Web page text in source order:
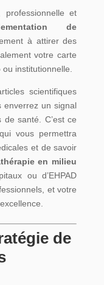
professionnelle et
de
à attirer des
votre carte
institutionnelle.
scientifiques
enverrez un signal
santé. C’est ce
vous permettra
et de savoir
en milieu
ou d’EHPAD
et votre
de